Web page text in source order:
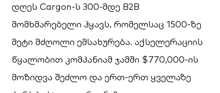
დღეს Cargon-ს 300-მდე B2B
მომხმარებელი ჰყავს, რომელსაც 1500-ზე
მეტი მძღოლი ემსახურება. აქსელერაციის
წყალობით კომპანიამ ჯამში $770,000-ის
მოზიდვა შეძლო და ერთ-ერთ ყველაზე